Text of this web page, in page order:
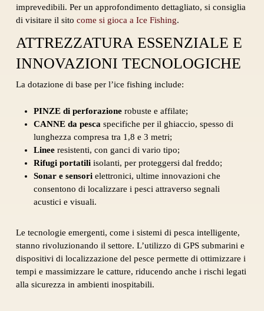
imprevedibili. Per un approfondimento dettagliato, si consiglia
di visitare il sito come si gioca a Ice Fishing.
ATTREZZATURA ESSENZIALE E
INNOVAZIONI TECNOLOGICHE
La dotazione di base per l’ice fishing include:
PINZE di perforazionerobuste e affilate;
CANNE da pesca specifiche per il ghiaccio, spesso di
lunghezza compresa tra 1,8 e 3 metri;
Lineeresistenti, con ganci di vario tipo;
Rifugi portatiliisolanti, per proteggersi dal freddo;
Sonar e sensorielettronici, ultime innovazioni che
consentono di localizzare i pesci attraverso segnali
acustici e visuali.
Le tecnologie emergenti, come i sistemi di pesca intelligente,
stanno rivoluzionando il settore. L’utilizzo di GPS submarini e
dispositivi di localizzazione del pesce permette di ottimizzare i
tempi e massimizzare le catture, riducendo anche i rischi legati
alla sicurezza in ambienti inospitabili.